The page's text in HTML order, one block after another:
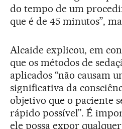
do tempo de um
que é de 45 minutos”,
Alcaide explicou, em
que os métodos de
aplicados “não causam
significativa da
objetivo que o paciente
rápido possível”. É
ele possa expor